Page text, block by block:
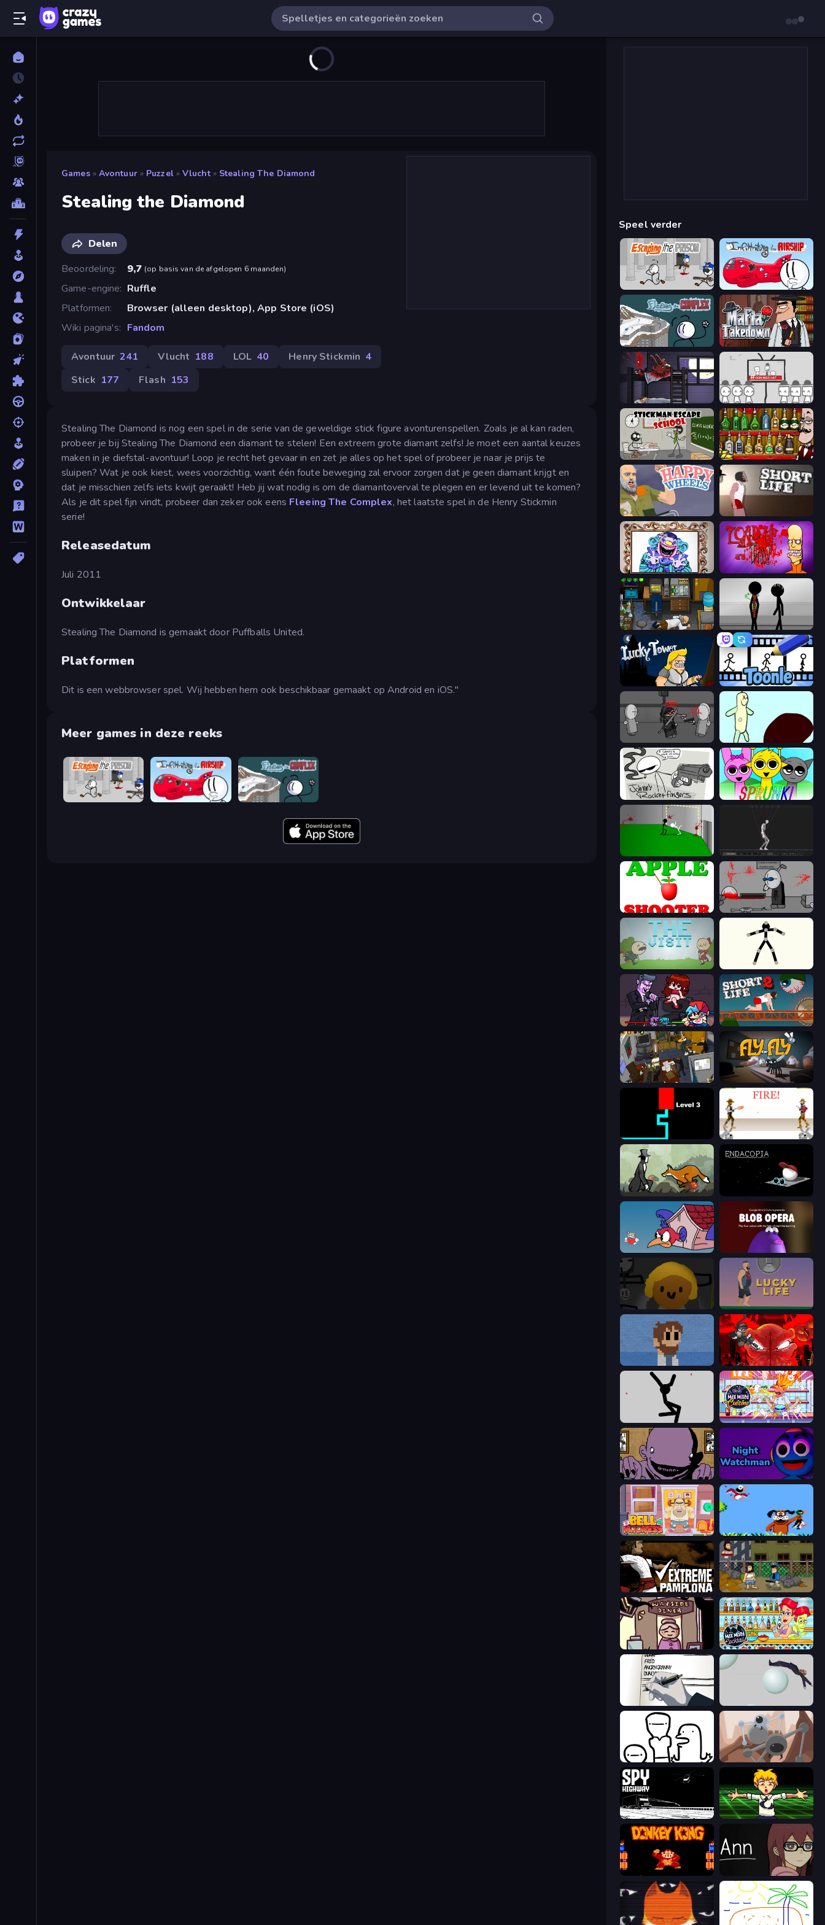
Games » Avontuur » Puzzel » Vlucht » Stealing The Diamond
Stealing the Diamond
Delen
Beoordeling
9,7 (op basis van de afgelopen 6 maanden)
Game-engine
Ruffle
Platformen
Browser (alleen desktop), App Store (iOS)
Wiki pagina's
Fandom
Avontuur 241 Vlucht 188 LOL 40 Henry Stickmin 4
Stick 177 Flash 153
Stealing The Diamond is nog een spel in de serie van de geweldige stick figure avonturenspellen. Zoals je al kan raden,
probeer je bij Stealing The Diamond een diamant te stelen! Een extreem grote diamant zelfs! Je moet een aantal keuzes
maken in je diefstal-avontuur! Loop je recht het gevaar in en zet je alles op het spel of probeer je naar je prijs te
sluipen? Wat je ook kiest, wees voorzichtig, want één foute beweging zal ervoor zorgen dat je geen diamant krijgt en
dat je misschien zelfs iets kwijt geraakt! Heb jij wat nodig is om de diamantoverval te plegen en er levend uit te komen?
Als je dit spel fijn vindt, probeer dan zeker ook eens Fleeing The Complex, het laatste spel in de Henry Stickmin
serie!
Releasedatum
Juli 2011
Ontwikkelaar
Stealing The Diamond is gemaakt door Puffballs United.
Platformen
Dit is een webbrowser spel. Wij hebben hem ook beschikbaar gemaakt op Android en iOS."
Meer games in deze reeks
Escaping the Prison Infiltrating the Airship
Speel verder
Escaping the Prison Infiltrating the Airship
Fleeing the Complex Mafia Takedown
The Visitor We Become What We Behold
Stickman Escape School Bartender The Right Mix
Happy Wheels Short Life
Exhibit of Sorrows Load Up and Kill
Foreign Creature Stick Figure Penalty 2
Lucky Tower Toonle
Madness Project Nexus Doodieman Voodoo
Johnny Rocketfingers Sprunki
Skeleton Simulator
Apple Shooter Madness Deathwish
The Visit Stick Animator
Friday Night Funkin' Short Life 2
Foreign Creature 2 Fly for Fly
Scary Maze Gunblood
The Illusionist's Dream Endacopia
Cuphead Blob Opera
Lucky Life
Madness Accelerant
Max Mixed Cuisine
The Owner Is Dead
Bell Madness Duck Hunt
Extreme Pamplona Hobo
Diner in the Storm Max Mixed Cocktails
Death Note Type
I Don't Even Know Tri-Achnid
Spy Highway Chainsaw Dance
Donkey Kong Returns